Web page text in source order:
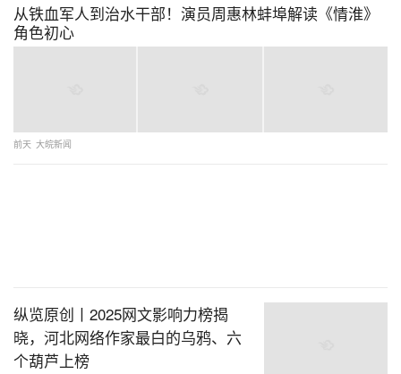
从铁血军人到治水干部！演员周惠林蚌埠解读《情淮》
角色初心
前天 大皖新闻
纵览原创丨2025网文影响力榜揭
晓，河北网络作家最白的乌鸦、六
个葫芦上榜